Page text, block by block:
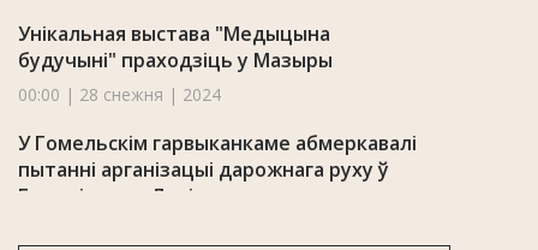
Унікальная выстава "Медыцына
будучыні" праходзіць у Мазыры
00:00 | 28 снежня | 2024
У Гомельскім гарвыканкаме абмеркавалі
пытанні арганізацыі дарожнага руху ў
Гомелі на пл. Леніна